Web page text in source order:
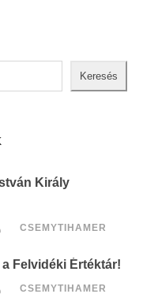
Keresés
Király
CSEMYTIHAMER
Felvidéki Értéktár!
CSEMYTIHAMER